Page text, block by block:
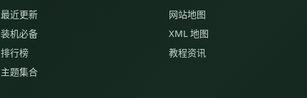
最近更新
装机必备
排行榜
主题集合
网站地图
XML 地图
教程资讯